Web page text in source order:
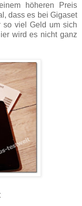
höheren Preis
dass es bei Gigaset
so viel Geld um sich
wird es nicht ganz